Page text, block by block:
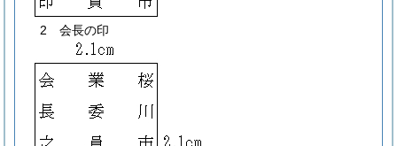
2 会長の印